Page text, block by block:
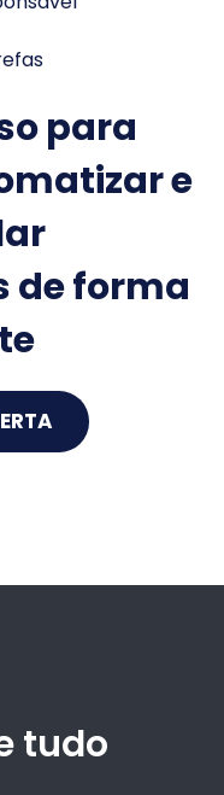
para
e
de forma
tudo